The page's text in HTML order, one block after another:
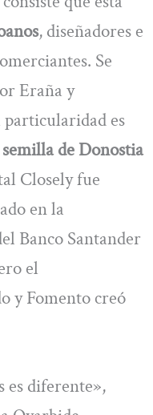
, diseñadores e
Se
Eraña y
es
de Donostia
Closely fue
en la
Banco Santander
el
y Fomento creó
es diferente»,